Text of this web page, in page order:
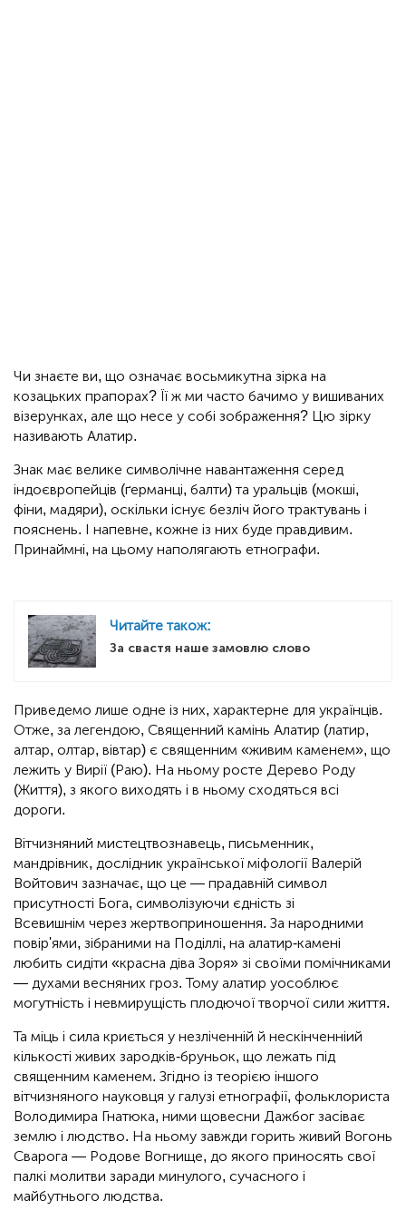
Чи знаєте ви, що означає восьмикутна зірка на
козацьких прапорах? Її ж ми часто бачимо у вишиваних
візерунках, але що несе у собі зображення? Цю зірку
називають Алатир.
Знак має велике символічне навантаження серед
індоєвропейців (ґерманці, балти) та уральців (мокші,
фіни, мадяри), оскільки існує безліч його трактувань і
пояснень. І напевне, кожне із них буде правдивим.
Принаймні, на цьому наполягають етнографи.
Читайте також:
За свастя наше замовлю слово
Приведемо лише одне із них, характерне для українців.
Отже, за легендою, Священний камінь Алатир (латир,
алтар, олтар, вівтар) є священним «живим каменем», що
лежить у Вирії (Раю). На ньому росте Дерево Роду
(Життя), з якого виходять і в ньому сходяться всі
дороги.
Вітчизняний мистецтвознавець, письменник,
мандрівник, дослідник української міфології Валерій
Войтович зазначає, що це — прадавній символ
присутності Бога, символізуючи єдність зі
Всевишнім через жертвоприношення. За народними
повір'ями, зібраними на Поділлі, на алатир-камені
любить сидіти «красна діва Зоря» зі своїми помічниками
— духами весняних гроз. Тому алатир уособлює
могутність і невмирущість плодючої творчої сили життя.
Та міць і сила криється у незліченній й нескінченніий
кількості живих зародків-бруньок, що лежать під
священним каменем. Згідно із теорією іншого
вітчизняного науковця у галузі етнографії, фольклориста
Володимира Гнатюка, ними щовесни Дажбог засіває
землю і людство. На ньому завжди горить живий Вогонь
Сварога — Родове Вогнище, до якого приносять свої
палкі молитви заради минулого, сучасного і
майбутнього людства.